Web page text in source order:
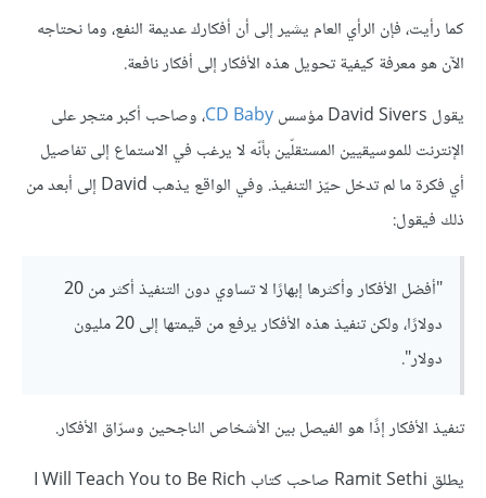
كما رأيت، فإن الرأي العام يشير إلى أن أفكارك عديمة النفع، وما نحتاجه
الآن هو معرفة كيفية تحويل هذه الأفكار إلى أفكار نافعة.
يقول David Sivers مؤسس
CD Baby، وصاحب أكبر متجر على
الإنترنت للموسيقيين المستقلّين بأنّه لا يرغب في الاستماع إلى تفاصيل
أي فكرة ما لم تدخل حيّز التنفيذ. وفي الواقع يذهب David إلى أبعد من
ذلك فيقول:
"أفضل الأفكار وأكثرها إبهارًا لا تساوي دون التنفيذ أكثر من 20
دولارًا، ولكن تنفيذ هذه الأفكار يرفع من قيمتها إلى 20 مليون
دولار".
تنفيذ الأفكار إذًا هو الفيصل بين الأشخاص الناجحين وسرّاق الأفكار.
يطلق Ramit Sethi صاحب كتاب I Will Teach You to Be Rich